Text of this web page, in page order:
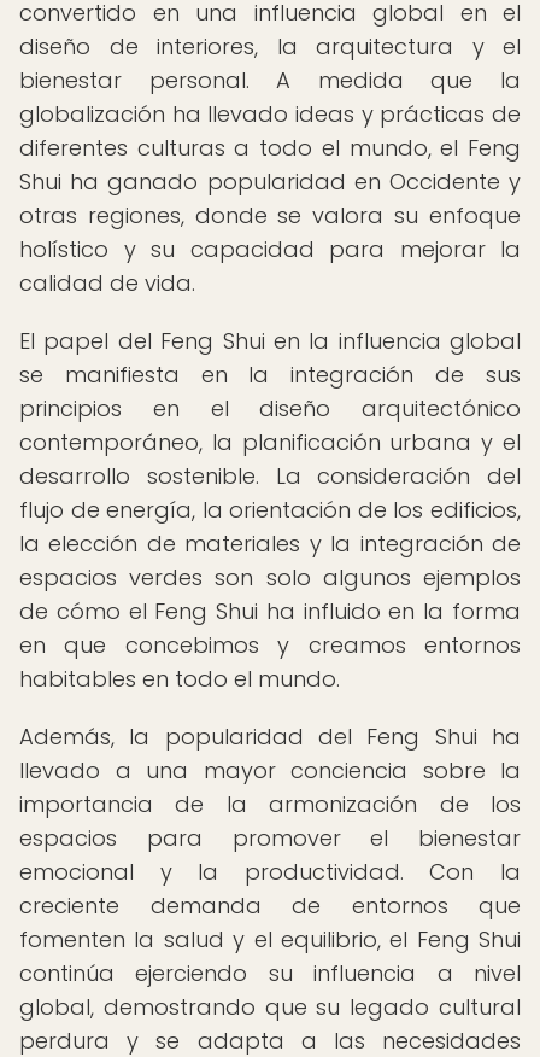
convertido en una influencia global en el
diseño de interiores, la arquitectura y el
bienestar personal. A medida que la
globalización ha llevado ideas y prácticas de
diferentes culturas a todo el mundo, el Feng
Shui ha ganado popularidad en Occidente y
otras regiones, donde se valora su enfoque
holístico y su capacidad para mejorar la
calidad de vida.
El papel del Feng Shui en la influencia global
se manifiesta en la integración de sus
principios en el diseño arquitectónico
contemporáneo, la planificación urbana y el
desarrollo sostenible. La consideración del
flujo de energía, la orientación de los edificios,
la elección de materiales y la integración de
espacios verdes son solo algunos ejemplos
de cómo el Feng Shui ha influido en la forma
en que concebimos y creamos entornos
habitables en todo el mundo.
Además, la popularidad del Feng Shui ha
llevado a una mayor conciencia sobre la
importancia de la armonización de los
espacios para promover el bienestar
emocional y la productividad. Con la
creciente demanda de entornos que
fomenten la salud y el equilibrio, el Feng Shui
continúa ejerciendo su influencia a nivel
global, demostrando que su legado cultural
perdura y se adapta a las necesidades